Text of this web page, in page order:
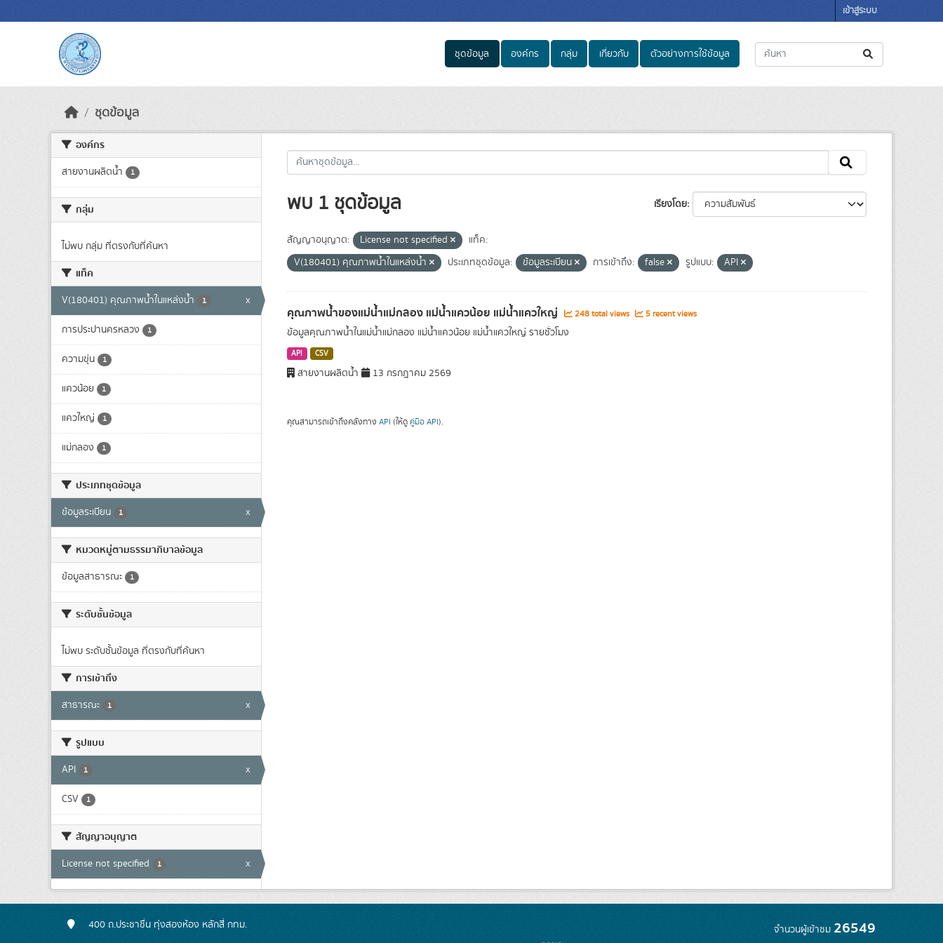
เข้าสู่ระบบ
ชุดข้อมูล องค์กร กลุ่ม เกี่ยวกับ ตัวอย่างการใช้ข้อมูล
ชุดข้อมูล
องค์กร
สายงานผลิตน้ำ 1
กลุ่ม
ไม่พบ กลุ่ม ที่ตรงกับที่ค้นหา
แท็ค
V(180401) คุณภาพน้ำในแหล่งน้ำ 1 x
การประปานครหลวง 1
ความขุ่น 1
แควน้อย 1
แควใหญ่ 1
แม่กลอง 1
ประเภทชุดข้อมูล
ข้อมูลระเบียน 1 x
หมวดหมู่ตามธรรมาภิบาลข้อมูล
ข้อมูลสาธารณะ 1
ระดับชั้นข้อมูล
ไม่พบ ระดับชั้นข้อมูล ที่ตรงกับที่ค้นหา
การเข้าถึง
สาธารณะ 1 x
รูปแบบ
API 1 x
CSV 1
สัญญาอนุญาต
License not specified 1 x
เรียงโดย
พบ 1 ชุดข้อมูล
สัญญาอนุญาต: License not specified
แท็ค:
V(180401) คุณภาพน้ำในแหล่งน้ำ
ประเภทชุดข้อมูล: ข้อมูลระเบียน การเข้าถึง: false รูปแบบ: API
คุณภาพน้ำของแม่น้ำแม่กลอง แม่น้ำแควน้อย แม่น้ำแควใหญ่ 248 total views 5 recent views
ข้อมูลคุณภาพน้ำในแม่น้ำแม่กลอง แม่น้ำแควน้อย แม่น้ำแควใหญ่ รายชั่วโมง
API CSV
สายงานผลิตน้ำ 13 กรกฎาคม 2569
คุณสามารถเข้าถึงคลังทาง API (ให้ดู คู่มือ API).
400 ถ.ประชาชื่น ทุ่งสองห้อง หลักสี่ กทม.
จำนวนผู้เข้าชม 26549